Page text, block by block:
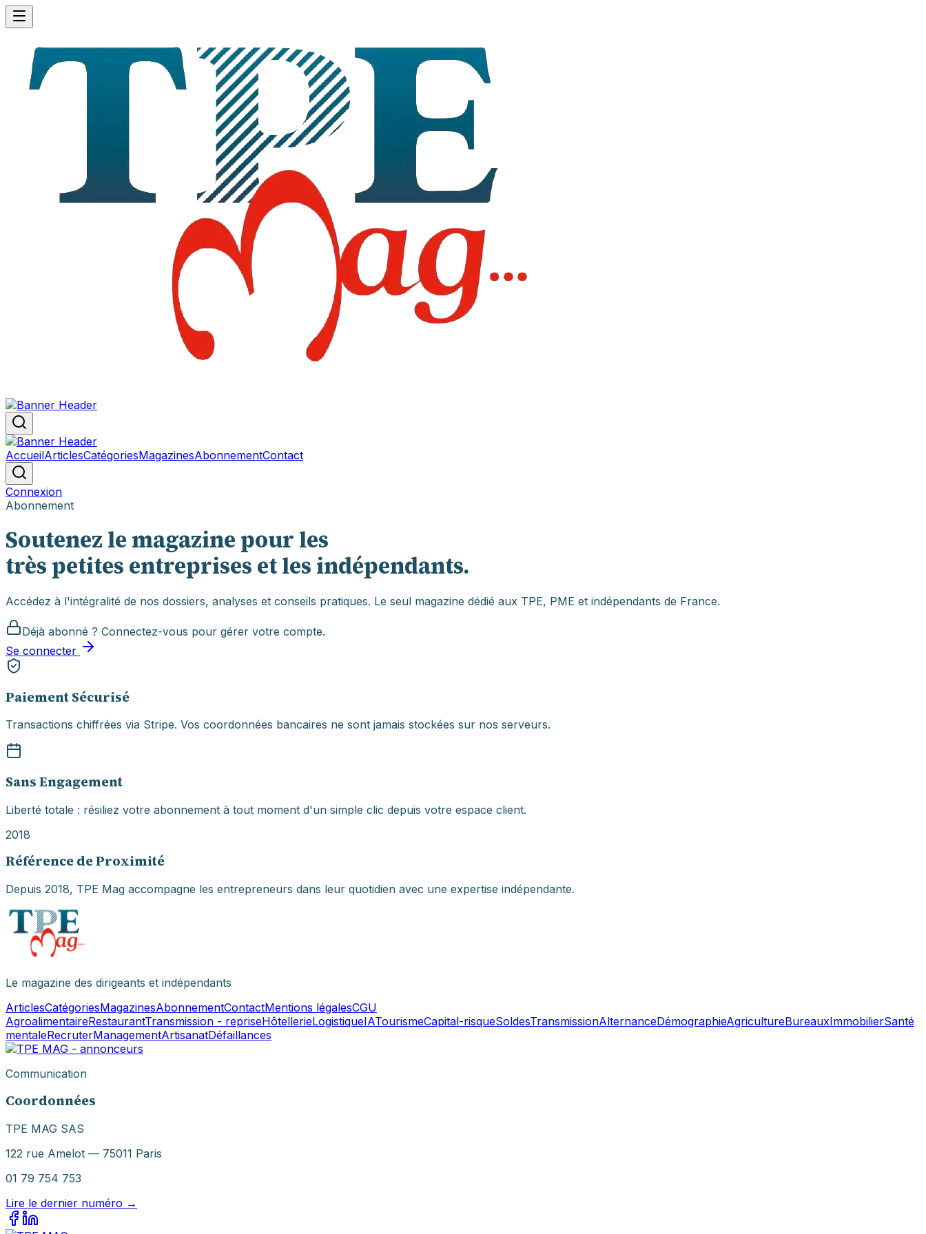
AccueilArticlesCatégoriesMagazinesAbonnementContact
Connexion
Abonnement
Soutenez le magazine pour les
très petites entreprises et les indépendants.
Accédez à l'intégralité de nos dossiers, analyses et conseils pratiques. Le seul magazine dédié aux TPE, PME et indépendants de France.
Déjà abonné ? Connectez-vous pour gérer votre compte.
Se connecter
Paiement Sécurisé
Transactions chiffrées via Stripe. Vos coordonnées bancaires ne sont jamais stockées sur nos serveurs.
Sans Engagement
Liberté totale : résiliez votre abonnement à tout moment d'un simple clic depuis votre espace client.
2018
Référence de Proximité
Depuis 2018, TPE Mag accompagne les entrepreneurs dans leur quotidien avec une expertise indépendante.
Le magazine des dirigeants et indépendants
ArticlesCatégoriesMagazinesAbonnementContactMentions légalesCGU
AgroalimentaireRestaurantTransmission - repriseHôtellerieLogistiqueIATourismeCapital-risqueSoldesTransmissionAlternanceDémographieAgricultureBureauxImmobilierSanté
mentaleRecruterManagementArtisanatDéfaillances
Communication
Coordonnées
TPE MAG SAS
122 rue Amelot — 75011 Paris
01 79 754 753
Lire le dernier numéro →